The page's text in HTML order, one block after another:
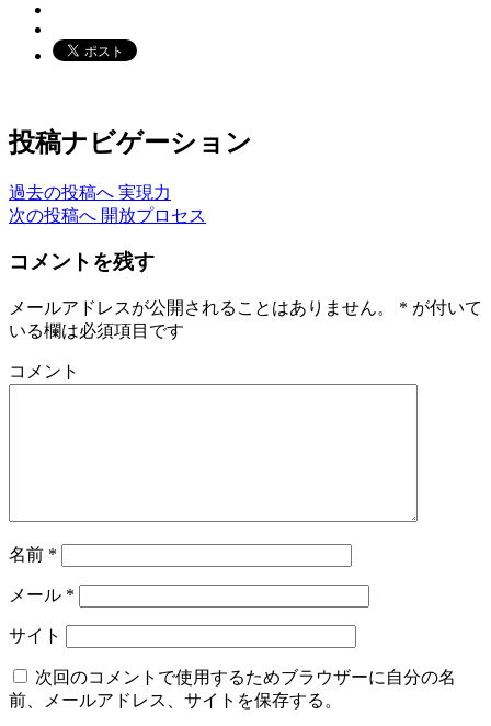
投稿ナビゲーション
過去の投稿へ 実現力
次の投稿へ 開放プロセス
コメントを残す
メールアドレスが公開されることはありません。 * が付いて
いる欄は必須項目です
コメント
名前 *
メール *
サイト
次回のコメントで使用するためブラウザーに自分の名
前、メールアドレス、サイトを保存する。